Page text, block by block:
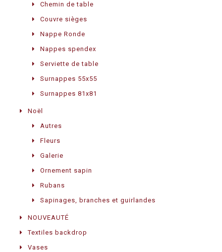
Chemin de table
Couvre sièges
Nappe Ronde
Nappes spendex
Serviette de table
Surnappes 55x55
Surnappes 81x81
Noël
Autres
Fleurs
Galerie
Ornement sapin
Rubans
Sapinages, branches et guirlandes
NOUVEAUTÉ
Textiles backdrop
Vases